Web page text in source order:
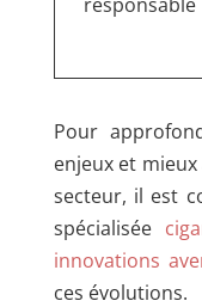
Pour
enjeux et
secteur, il est
spécialisée
innovations
ces évolutions.